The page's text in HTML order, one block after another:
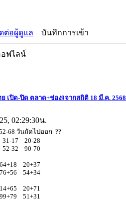
ต่อผู้ดูแล บันทึกการเข้า
เปิด-ปิด ตลาด+ช่อง9จากสถิติ 18 มี.ค. 2568
02:29:30น.
68 วันถัดไปออก ??
17 20-28
32 90-70
20+37
54+34
20+71
51+31